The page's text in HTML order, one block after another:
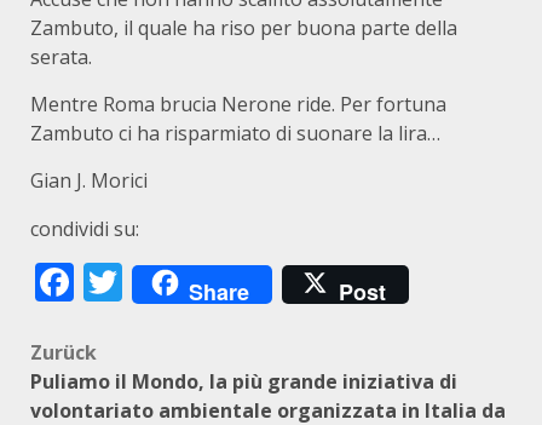
Zambuto, il quale ha riso per buona parte della
serata.
Mentre Roma brucia Nerone ride. Per fortuna
Zambuto ci ha risparmiato di suonare la lira…
Gian J. Morici
condividi su:
Facebook
Twitter
Share Post
Beitragsnavigation
Zurück
Puliamo il Mondo, la più grande iniziativa di
volontariato ambientale organizzata in Italia da